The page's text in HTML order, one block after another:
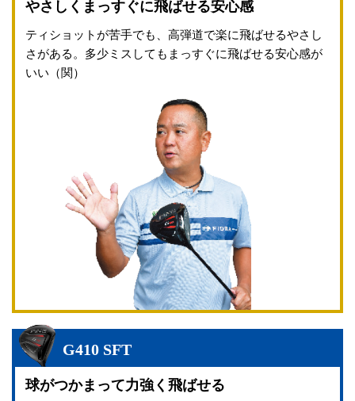
やさしくまっすぐに飛ばせる安心感
ティショットが苦手でも、高弾道で楽に飛ばせるやさし
さがある。多少ミスしてもまっすぐに飛ばせる安心感が
いい（関）
G410 SFT
球がつかまって力強く飛ばせる